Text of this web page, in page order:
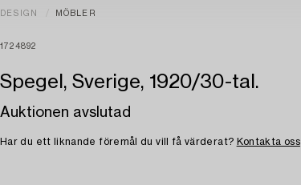
DESIGN MÖBLER
1724892
Spegel, Sverige, 1920/30-tal.
Auktionen avslutad
Har du ett liknande föremål du vill få värderat? Kontakta oss